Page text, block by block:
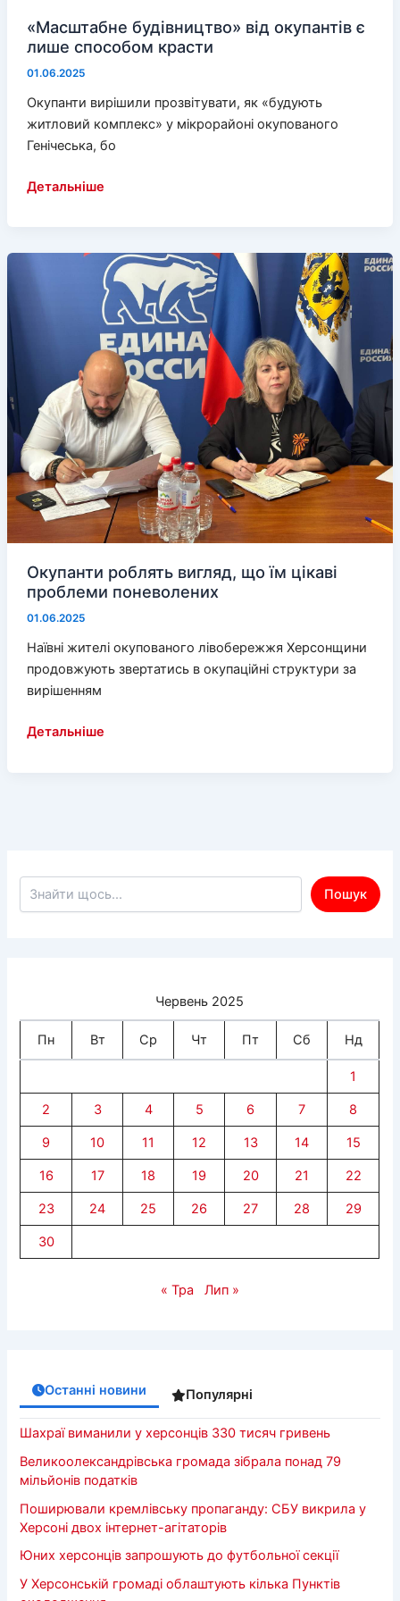
«Масштабне будівництво» від окупантів є
лише способом красти
01.06.2025
Окупанти вирішили прозвітувати, як «будують
житловий комплекс» у мікрорайоні окупованого
Генічеська, бо
«Масштабне
окупантів
Детальніше
Окупанти роблять вигляд, що їм цікаві
проблеми поневолених
01.06.2025
Наївні жителі окупованого лівобережжя Херсонщини
продовжують звертатись в окупаційні структури за
вирішенням
Окупанти
поневолених
Детальніше
Пошук по сайту
Пошук
Червень 2025
Пн Вт Ср Чт Пт Сб Нд
1
2 3 4 5 6 7 8
9 10 11 12 13 14 15
16 17 18 19 20 21 22
23 24 25 26 27 28 29
30
« Тра Лип »
Останні новини Популярні
Шахраї виманили у херсонців 330 тисяч гривень
Великоолександрівська громада зібрала понад 79
мільйонів податків
Поширювали кремлівську пропаганду: СБУ викрила у
Херсоні двох інтернет-агітаторів
Юних херсонців запрошують до футбольної секції
У Херсонській громаді облаштують кілька Пунктів